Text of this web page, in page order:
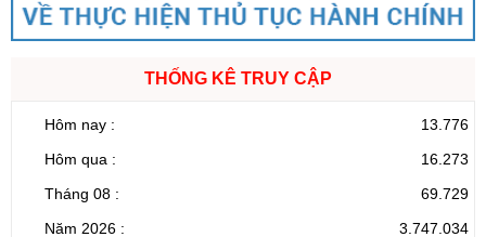
THỐNG KÊ TRUY CẬP
Hôm nay :
13.776
Hôm qua :
16.273
Tháng 08 :
69.729
Năm 2026 :
3.747.034